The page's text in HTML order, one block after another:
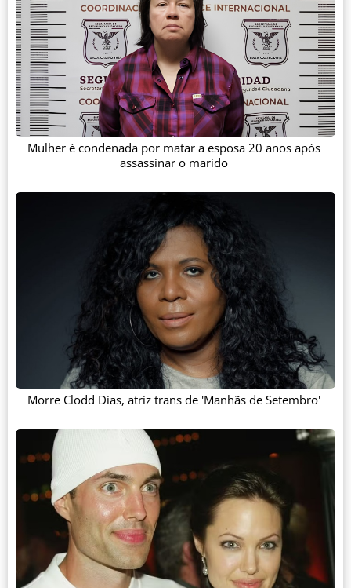
Mulher é condenada por matar a esposa 20 anos após
assassinar o marido
Morre Clodd Dias, atriz trans de 'Manhãs de Setembro'